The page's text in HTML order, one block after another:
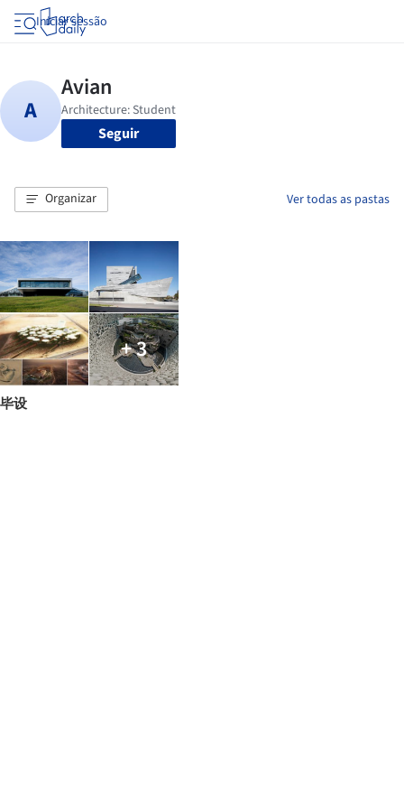
Iniciar sessão
Seguir
Organizar Ver todas as pastas
+ 3
毕设